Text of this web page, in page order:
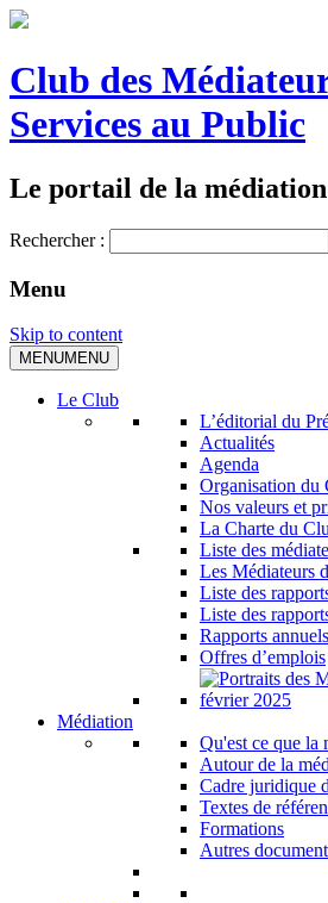
Club des
Services au Public
Le portail de la
Rechercher :
Menu
Skip to content
MENUMENU
Le Club
L’éditorial du
Actualités
Agenda
Organisation du
Nos valeurs et
La Charte du
Liste des
Les Médiateurs
Liste des
Liste des
Rapports
Offres d’emplois
Médiation
Qu'est ce que la
Autour de la
Cadre juridique
Textes de
Formations
Autres